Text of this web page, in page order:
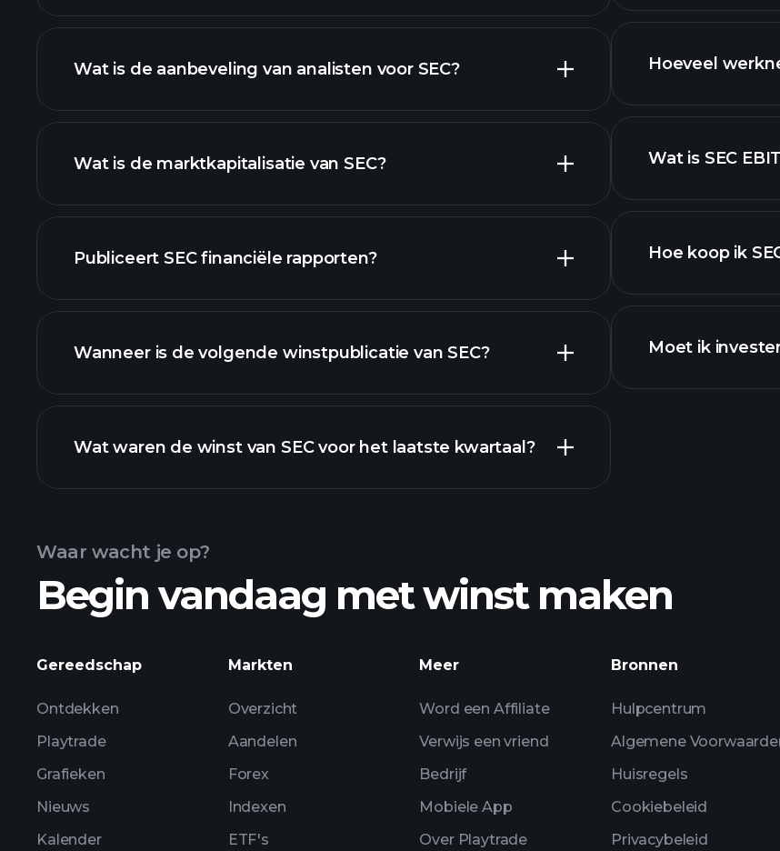
SEC grafiek.
Wat is de aanbeveling van analisten voor SEC?
Wat is de marktkapitalisatie van SEC?
onze lijst van aandelen
Publiceert SEC financiële rapporten?
SEC financiële gegevens
Wanneer is de volgende winstpublicatie van SEC?
Winstkalender
Wat waren de winst van SEC voor het laatste kwartaal?
Hoeveel
Wat is SEC
Hoe koop ik
Moet ik
dagelijkse
Waar wacht je op?
Begin vandaag met winst maken
Gereedschap
Ontdekken
Playtrade
Grafieken
Nieuws
Kalender
Markten
Overzicht
Aandelen
Forex
Indexen
ETF's
Meer
Word een Affiliate
Verwijs een vriend
Bedrijf
Mobiele App
Over Playtrade
Bronnen
Hulpcentrum
Algemene
Huisregels
Cookiebeleid
Privacybeleid